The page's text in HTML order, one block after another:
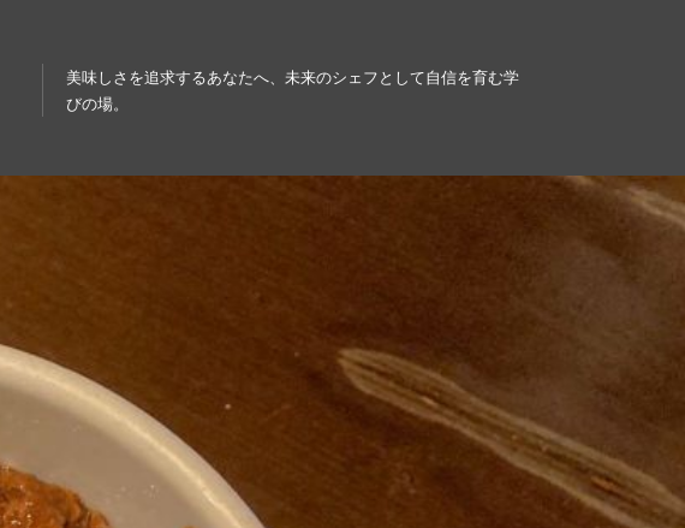
美味しさを追求するあなたへ、未来のシェフとして自信を育む学
びの場。